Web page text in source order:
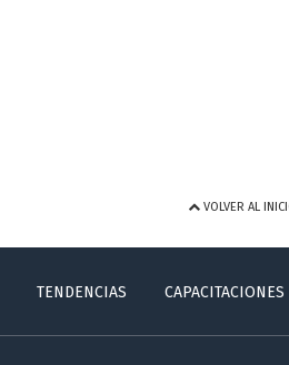
VOLVER AL
TENDENCIAS CAPACITACIONES